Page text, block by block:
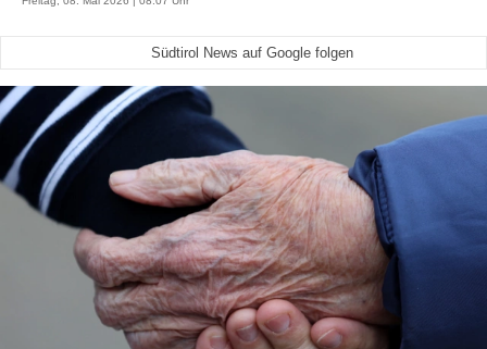
Südtirol News auf Google folgen